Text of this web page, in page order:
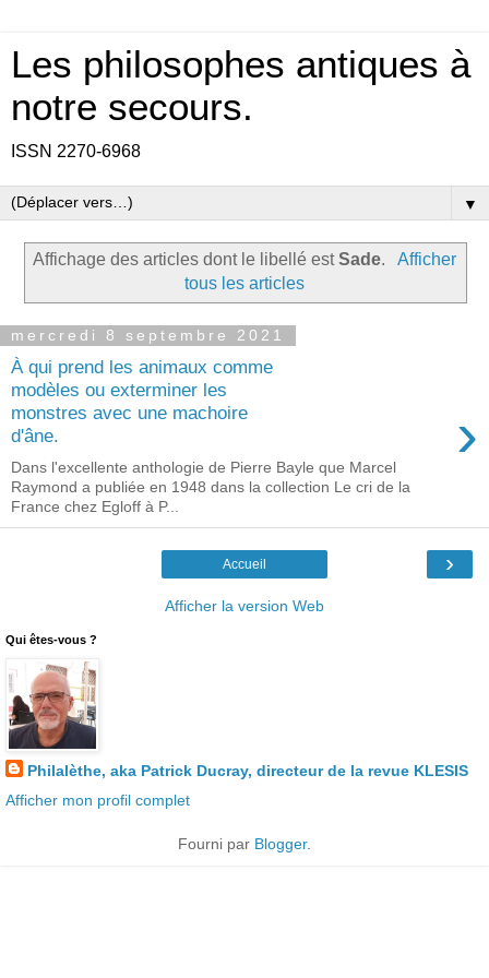
Les philosophes antiques à
notre secours.
ISSN 2270-6968
▼
Affichage des articles dont le libellé estSade.
Afficher
tous les articles
mercredi 8 septembre 2021
À qui prend les animaux comme
modèles ou exterminer les
monstres avec une machoire
d'âne.
›
Dans l'excellente anthologie de Pierre Bayle que Marcel
Raymond a publiée en 1948 dans la collection Le cri de la
France chez Egloff à P...
›
Accueil
Afficher la version Web
Qui êtes-vous ?
Philalèthe, aka Patrick Ducray, directeur de la revue KLESIS
Afficher mon profil complet
Fourni par Blogger.